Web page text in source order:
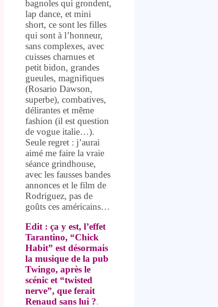
bagnoles qui grondent,
lap dance, et mini
short, ce sont les filles
qui sont à l’honneur,
sans complexes, avec
cuisses charnues et
petit bidon, grandes
gueules, magnifiques
(Rosario Dawson,
superbe), combatives,
délirantes et même
fashion (il est question
de vogue italie…).
Seule regret : j’aurai
aimé me faire la vraie
séance grindhouse,
avec les fausses bandes
annonces et le film de
Rodriguez, pas de
goûts ces américains…
Edit : ça y est, l’effet
Tarantino, “Chick
Habit” est désormais
la musique de la pub
Twingo, après le
scénic et “twisted
nerve”, que ferait
Renaud sans lui ?.